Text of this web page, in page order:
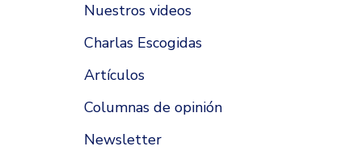
Nuestros videos
Charlas Escogidas
Artículos
Columnas de opinión
Newsletter